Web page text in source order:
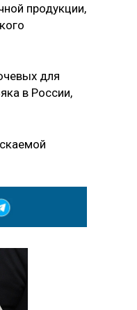
продукции,
для
в России,